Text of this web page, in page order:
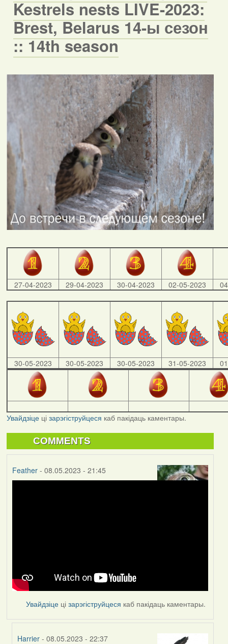
Kestrels nests LIVE-2023:
Brest, Belarus 14-ы сезон
:: 14th season
27-04-2023 29-04-2023 30-04-2023 02-05-2023
30-05-2023 30-05-2023 30-05-2023 31-05-2023
Увайдзіцеці зарэгіструйцеся каб пакідаць каментары.
COMMENTS
Feather- 08.05.2023 - 21:45
Увайдзіце цізарэгіструйцеся каб пакідаць каментары.
Harrier - 08.05.2023 - 22:37